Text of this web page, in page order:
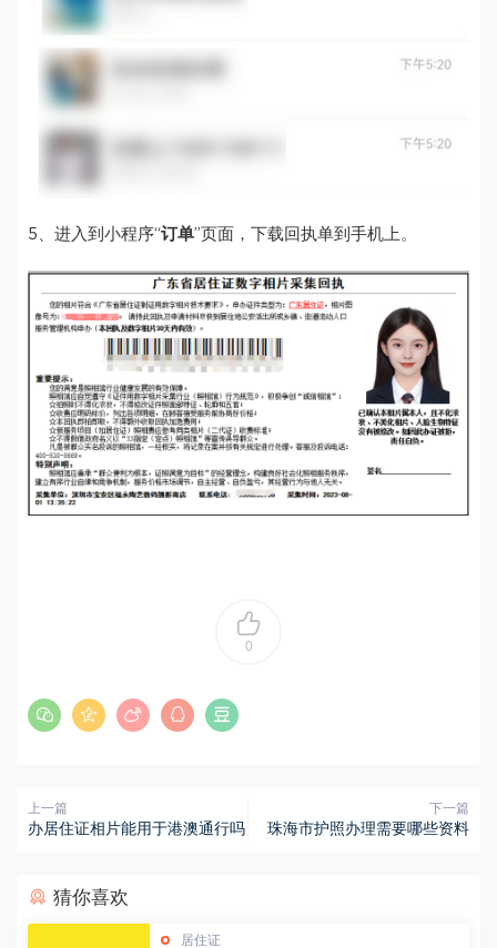
5、进入到小程序“订单”页面，下载回执单到手机上。
0
上一篇
办居住证相片能用于港澳通行吗
下一篇
珠海市护照办理需要哪些资料
猜你喜欢
居住证